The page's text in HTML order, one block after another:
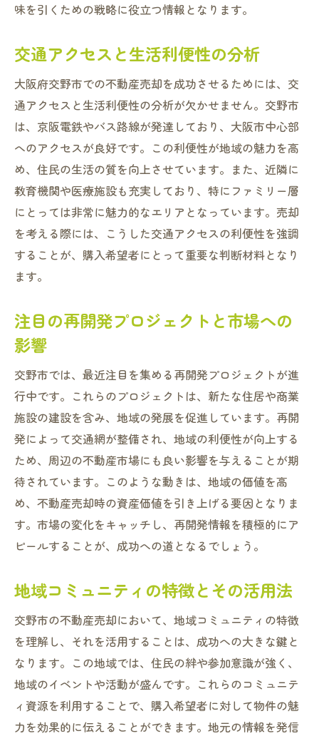
味を引くための戦略に役立つ情報となります。
交通アクセスと生活利便性の分析
大阪府交野市での不動産売却を成功させるためには、交
通アクセスと生活利便性の分析が欠かせません。交野市
は、京阪電鉄やバス路線が発達しており、大阪市中心部
へのアクセスが良好です。この利便性が地域の魅力を高
め、住民の生活の質を向上させています。また、近隣に
教育機関や医療施設も充実しており、特にファミリー層
にとっては非常に魅力的なエリアとなっています。売却
を考える際には、こうした交通アクセスの利便性を強調
することが、購入希望者にとって重要な判断材料となり
ます。
注目の再開発プロジェクトと市場への
影響
交野市では、最近注目を集める再開発プロジェクトが進
行中です。これらのプロジェクトは、新たな住居や商業
施設の建設を含み、地域の発展を促進しています。再開
発によって交通網が整備され、地域の利便性が向上する
ため、周辺の不動産市場にも良い影響を与えることが期
待されています。このような動きは、地域の価値を高
め、不動産売却時の資産価値を引き上げる要因となりま
す。市場の変化をキャッチし、再開発情報を積極的にア
ピールすることが、成功への道となるでしょう。
地域コミュニティの特徴とその活用法
交野市の不動産売却において、地域コミュニティの特徴
を理解し、それを活用することは、成功への大きな鍵と
なります。この地域では、住民の絆や参加意識が強く、
地域のイベントや活動が盛んです。これらのコミュニテ
ィ資源を利用することで、購入希望者に対して物件の魅
力を効果的に伝えることができます。地元の情報を発信